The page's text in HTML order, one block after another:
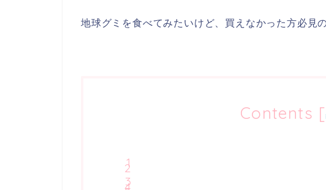
地球グミを食べてみたいけど、買えなかった方必見
Contents [